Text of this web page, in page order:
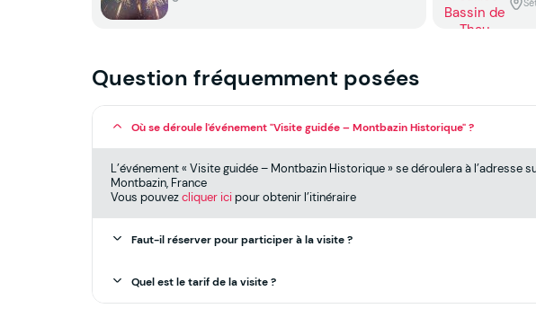
Question fréquemment posées
Où se déroule l'événement "Visite guidée – Montbazin Historique" ?
L’événement « Visite guidée – Montbazin Historique » se déroulera à l’adresse
Montbazin, France
Vous pouvezcliquer icipour obtenir l’itinéraire
Faut-il réserver pour participer à la visite ?
Quel est le tarif de la visite ?